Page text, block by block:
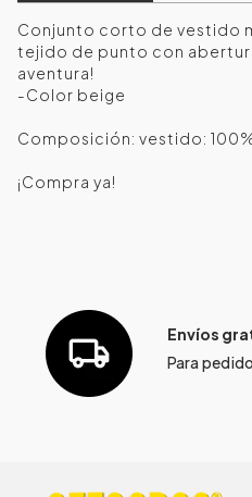
Conjunto corto de vestido
tejido de punto con
aventura!
-Color beige
Composición: vestido:
¡Compra ya!
Envíos
Para